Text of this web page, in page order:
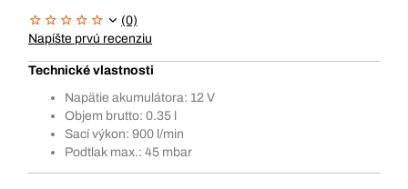
(0)
Napíšte prvú recenziu
Technické vlastnosti
Napätie akumulátora: 12 V
Objem brutto: 0.35 l
Sací výkon: 900 l/min
Podtlak max.: 45 mbar